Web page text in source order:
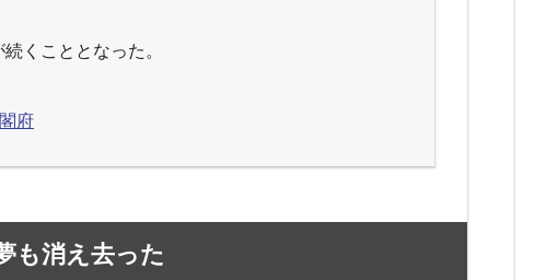
くこととなった。
府
も消え去った